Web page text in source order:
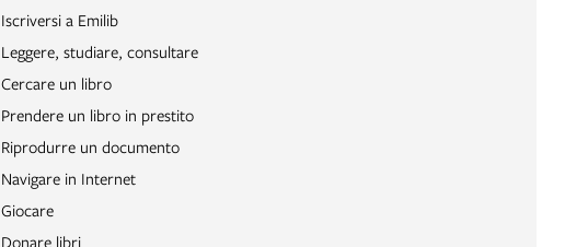
Iscriversi a Emilib
Leggere, studiare, consultare
Cercare un libro
Prendere un libro in prestito
Riprodurre un documento
Navigare in Internet
Giocare
Donare libri